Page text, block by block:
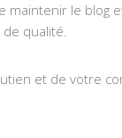
maintenir le blog
qualité.
et de votre